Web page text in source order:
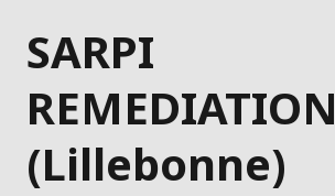
SARPI
REMEDIATION
(Lillebonne)